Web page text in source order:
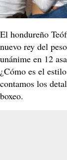
El hondureño
nuevo rey del
unánime en 12
¿Cómo es el
contamos los
boxeo.